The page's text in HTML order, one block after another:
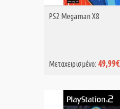
ΑΓΟΡΑ MET.
PS2 Megaman X8
Μεταχειρισμένο: 49,99€